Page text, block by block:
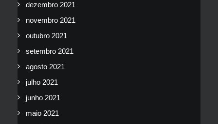
dezembro 2021
novembro 2021
outubro 2021
setembro 2021
agosto 2021
julho 2021
junho 2021
maio 2021